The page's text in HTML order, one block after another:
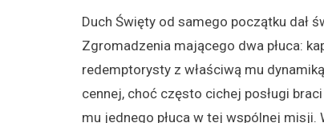
Duch Święty od samego początku dał
Zgromadzenia mającego dwa płuca:
redemptorysty z właściwą mu
cennej, choć często cichej posługi
mu jednego płuca w tej wspólnej misji.